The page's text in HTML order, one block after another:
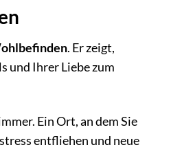
. Er zeigt,
und Ihrer Liebe zum
Ein Ort, an dem Sie
entfliehen und neue